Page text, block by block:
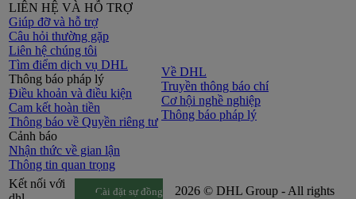
LIÊN HỆ VÀ HỖ TRỢ
Giúp đỡ và hỗ trợ
Câu hỏi thường gặp
Liên hệ chúng tôi
Tìm điểm dịch vụ DHL
Thông báo pháp lý
Điều khoản và điều kiện
Cam kết hoàn tiền
Thông báo về Quyền riêng tư
Cảnh báo
Nhận thức về gian lận
Thông tin quan trọng
Về DHL
Truyền thông báo chí
Cơ hội nghề nghiệp
Thông báo pháp lý
Kết nối với
Cài đặt sự đồng
2026 © DHL Group - All rights